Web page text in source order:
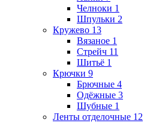
Челноки 1
Шпульки 2
Кружево 13
Вязаное 1
Стрейч 11
Шитьё 1
Крючки 9
Брючные 4
Одёжные 3
Шубные 1
Ленты отделочные 12